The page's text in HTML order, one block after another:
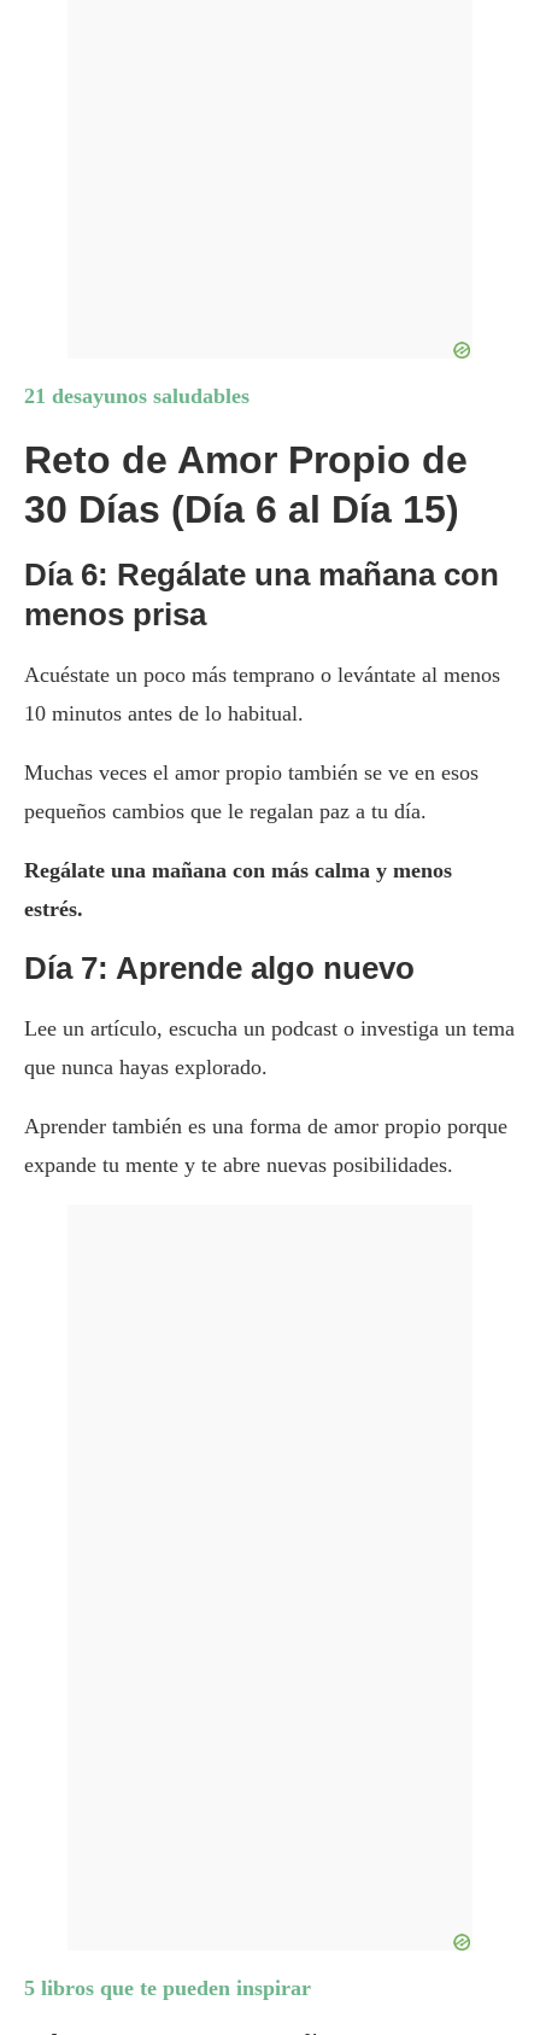
21 desayunos saludables
Reto de Amor Propio de
30 Días (Día 6 al Día 15)
Día 6: Regálate una mañana con
menos prisa
Acuéstate un poco más temprano o levántate al menos
10 minutos antes de lo habitual.
Muchas veces el amor propio también se ve en esos
pequeños cambios que le regalan paz a tu día.
Regálate una mañana con más calma y menos
estrés.
Día 7: Aprende algo nuevo
Lee un artículo, escucha un podcast o investiga un tema
que nunca hayas explorado.
Aprender también es una forma de amor propio porque
expande tu mente y te abre nuevas posibilidades.
5 libros que te pueden inspirar